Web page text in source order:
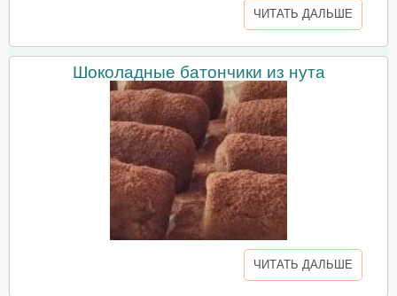
ЧИТАТЬ ДАЛЬШЕ
Шоколадные батончики из нута
ЧИТАТЬ ДАЛЬШЕ